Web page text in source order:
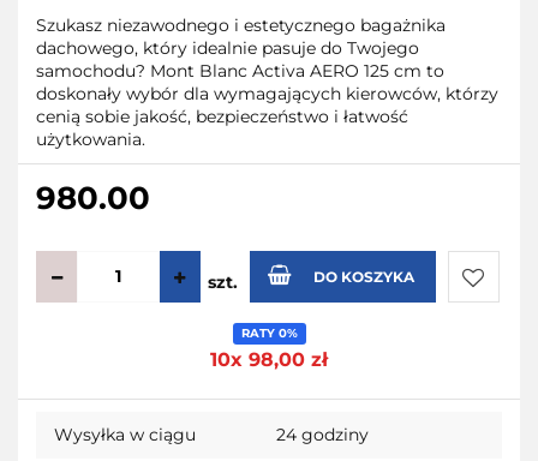
Szukasz niezawodnego i estetycznego bagażnika
dachowego, który idealnie pasuje do Twojego
samochodu? Mont Blanc Activa AERO 125 cm to
doskonały wybór dla wymagających kierowców, którzy
cenią sobie jakość, bezpieczeństwo i łatwość
użytkowania.
980.00
szt. DO KOSZYKA
RATY 0%
10x 98,00 zł
Wysyłka w ciągu 24 godziny